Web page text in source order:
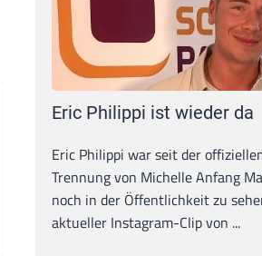
Eric Philippi ist wieder da
Eric Philippi war seit der
Trennung von Michelle Anfang
noch in der Öffentlichkeit zu
aktueller Instagram-Clip von ...